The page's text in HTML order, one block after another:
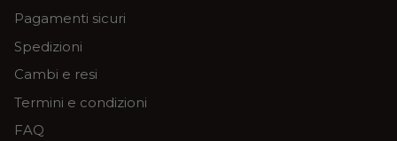
Pagamenti sicuri
Spedizioni
Cambi e resi
Termini e condizioni
FAQ